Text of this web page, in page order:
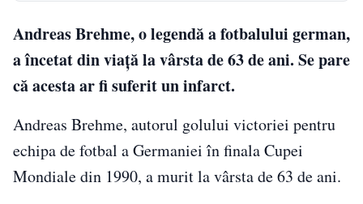
Andreas Brehme, o legendă a fotbalului german,
a încetat din viață la vârsta de 63 de ani. Se pare
că acesta ar fi suferit un infarct.
Andreas Brehme, autorul golului victoriei pentru
echipa de fotbal a Germaniei în finala Cupei
Mondiale din 1990, a murit la vârsta de 63 de ani.